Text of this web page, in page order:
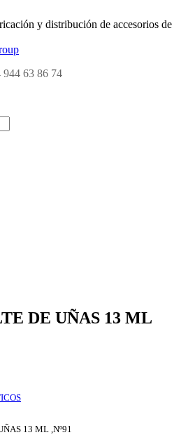
y distribución de accesorios de
944 63 86 74
DE UÑAS 13 ML
13 ML ,Nº91